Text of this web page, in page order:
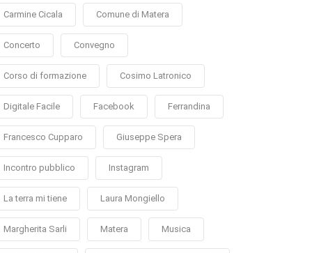
Carmine Cicala Comune di Matera
Concerto Convegno
Corso di formazione Cosimo Latronico
Digitale Facile Facebook Ferrandina
Francesco Cupparo Giuseppe Spera
Incontro pubblico Instagram
La terra mi tiene Laura Mongiello
Margherita Sarli Matera Musica